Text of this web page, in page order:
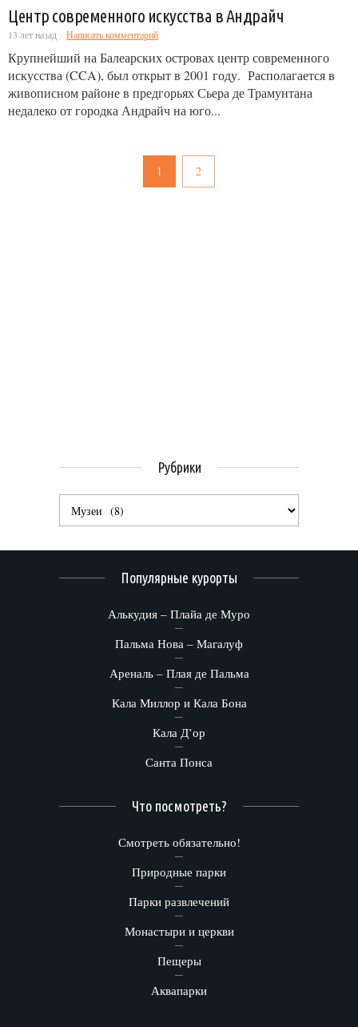
Центр современного искусства в Андрайч
13 лет назад Написать комментарий
Крупнейший на Балеарских островах центр современного
искусства (CCA), был открыт в 2001 году. Располагается в
живописном районе в предгорьях Сьера де Трамунтана
недалеко от городка Андрайч на юго...
1 2
Рубрики
Популярные курорты
Алькудия – Плайа де Муро
Пальма Нова – Магалуф
Ареналь – Плая де Пальма
Кала Миллор и Кала Бона
Кала Д’ор
Санта Понса
Что посмотреть?
Смотреть обязательно!
Природные парки
Парки развлечений
Монастыри и церкви
Пещеры
Аквапарки